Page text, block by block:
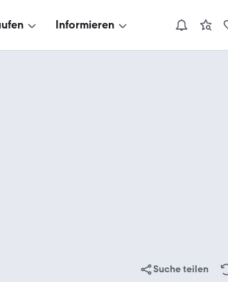
Informieren
Suche teilen